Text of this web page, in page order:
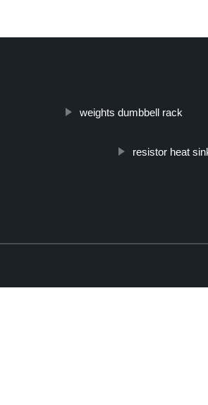
weights dumbbell rack
resistor heat